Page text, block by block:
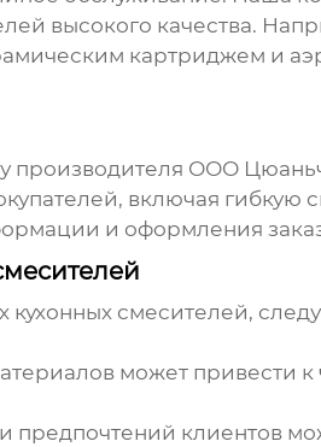
высокого качества.
картриджем и
производителя ООО
включая гибкую
и оформления
кухонных смесителей,
может привести
предпочтений клиентов